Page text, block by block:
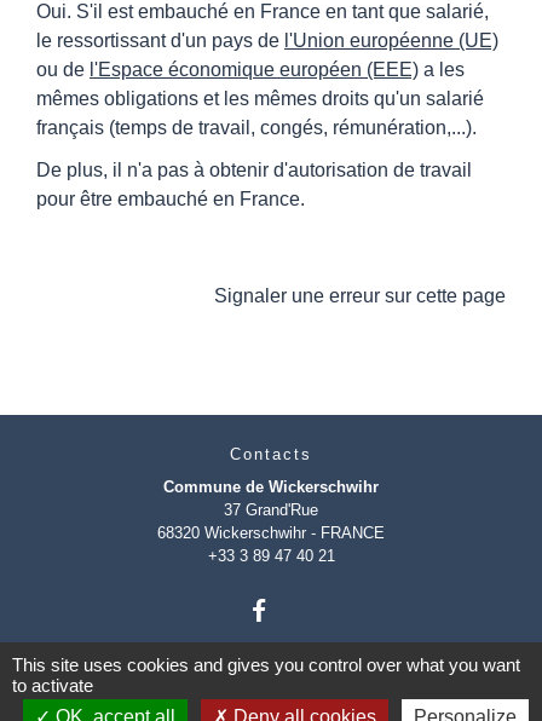
Oui. S'il est embauché en France en tant que salarié,
le ressortissant d'un pays de l'Union européenne (UE)
ou de l'Espace économique européen (EEE) a les
mêmes obligations et les mêmes droits qu'un salarié
français (temps de travail, congés, rémunération,...).
De plus, il n'a pas à obtenir d'autorisation de travail
pour être embauché en France.
Signaler une erreur sur cette page
Contacts
Commune de Wickerschwihr
37 Grand'Rue
68320 Wickerschwihr - FRANCE
+33 3 89 47 40 21
This site uses cookies and gives you control over what you want
to activate
OK, accept all
Deny all cookies Personalize